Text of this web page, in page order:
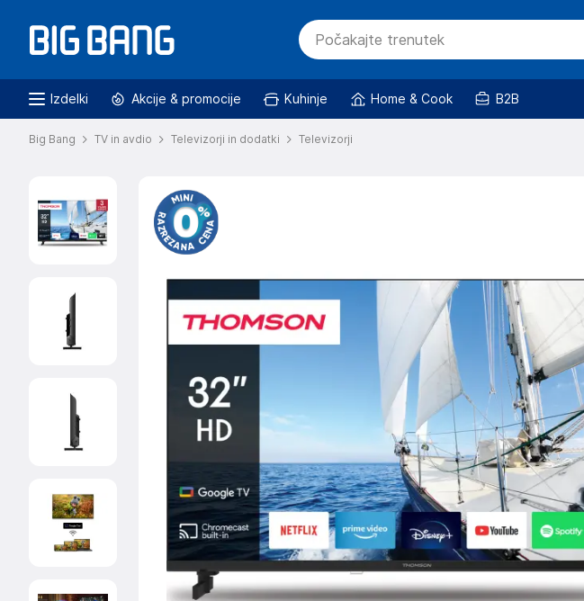
Izdelki Akcije & promocije Kuhinje Home & Cook B2B
Big Bang TV in avdio Televizorji in dodatki Televizorji